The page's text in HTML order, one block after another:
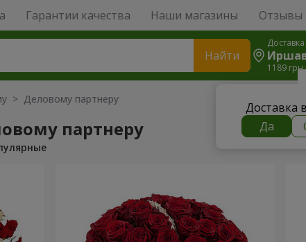
Гарантии качества Наши магазины Отзывы
Найти
Доставка
1189 грн
Доставка в
Да
> Деловому партнеру
партнеру